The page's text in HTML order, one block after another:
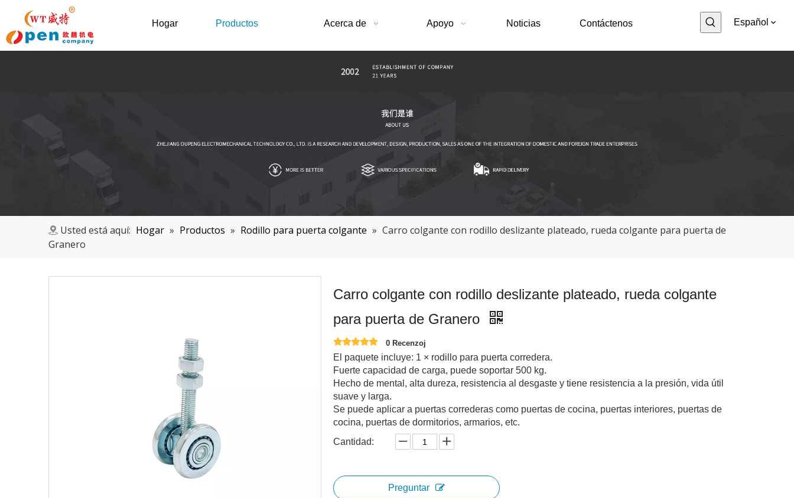
Hogar Productos Acerca de Apoyo Noticias Contáctenos Español
Usted está aquí: Hogar » Productos » Rodillo para puerta colgante » Carro colgante con rodillo deslizante plateado, rueda colgante para puerta de
Granero
Carro colgante con rodillo deslizante plateado, rueda colgante
para puerta de Granero
0 Recenzoj
El paquete incluye: 1 × rodillo para puerta corredera.
Fuerte capacidad de carga, puede soportar 500 kg.
Hecho de mental, alta dureza, resistencia al desgaste y tiene resistencia a la presión, vida útil
suave y larga.
Se puede aplicar a puertas correderas como puertas de cocina, puertas interiores, puertas de
cocina, puertas de dormitorios, armarios, etc.
Cantidad:
Preguntar